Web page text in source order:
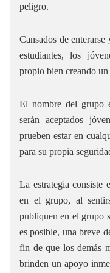
peligro.
Cansados de
estudiantes, los
propio bien creando
El nombre del grupo
serán aceptados
prueben estar en
para su propia
La estrategia consiste
en el grupo, al
publiquen en el grupo
es posible, una breve
fin de que los demás
brinden un apoyo